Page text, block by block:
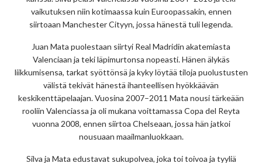
vaikutuksen niin kotimaassa kuin Euroopassakin, ennen
siirtoaan Manchester Cityyn, jossa hänestä tuli legenda.
Juan Mata puolestaan siirtyi Real Madridin akatemiasta
Valenciaan ja teki läpimurtonsa nopeasti. Hänen älykäs
liikkumisensa, tarkat syöttönsä ja kyky löytää tiloja puolustusten
välistä tekivät hänestä ihanteellisen hyökkäävän
keskikenttäpelaajan. Vuosina 2007–2011 Mata nousi tärkeään
rooliin Valenciassa ja oli mukana voittamassa Copa del Reyta
vuonna 2008, ennen siirtoa Chelseaan, jossa hän jatkoi
nousuaan maailmanluokkaan.
Silva ja Mata edustavat sukupolvea, joka toi toivoa ja tyyliä